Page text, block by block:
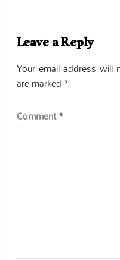
Leave a Reply
Your email address will
are marked *
Comment*